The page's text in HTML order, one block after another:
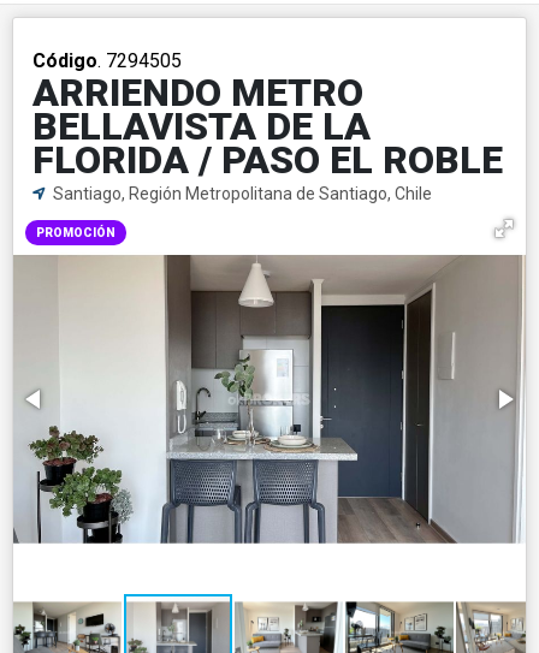
Código. 7294505
ARRIENDO METRO
BELLAVISTA DE LA
FLORIDA / PASO EL ROBLE
Santiago, Región Metropolitana de Santiago, Chile
PROMOCIÓN